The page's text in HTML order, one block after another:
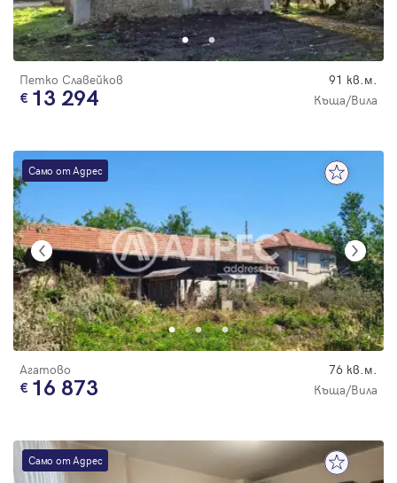
Петко Славейков 91 кв.м.
13 294 Къща/Вила
Само от Адрес
Агатово 76 кв.м.
16 873 Къща/Вила
Само от Адрес
Парола
Регистрация